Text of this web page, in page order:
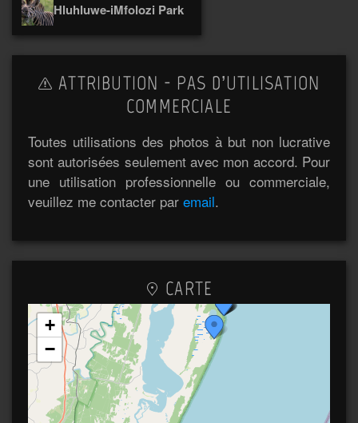
Hluhluwe-iMfolozi Park
ATTRIBUTION - PAS D’UTILISATION
COMMERCIALE
Toutes utilisations des photos à but non lucrative
sont autorisées seulement avec mon accord. Pour
une utilisation professionnelle ou commerciale,
veuillez me contacter par email.
CARTE
+
−